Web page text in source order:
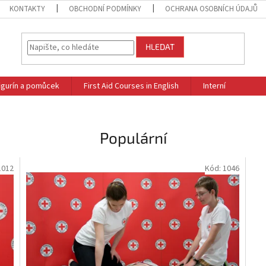
KONTAKTY OBCHODNÍ PODMÍNKY OCHRANA OSOBNÍCH ÚDAJŮ
HLEDAT
a pomůcek First Aid Courses in English Interní
Populární
Kód: 1046